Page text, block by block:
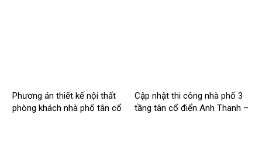
Phương án thiết kế nội thất
phòng khách nhà phố tân cổ
Cập nhật thi công nhà phố 3
tầng tân cổ điển Anh Thanh –